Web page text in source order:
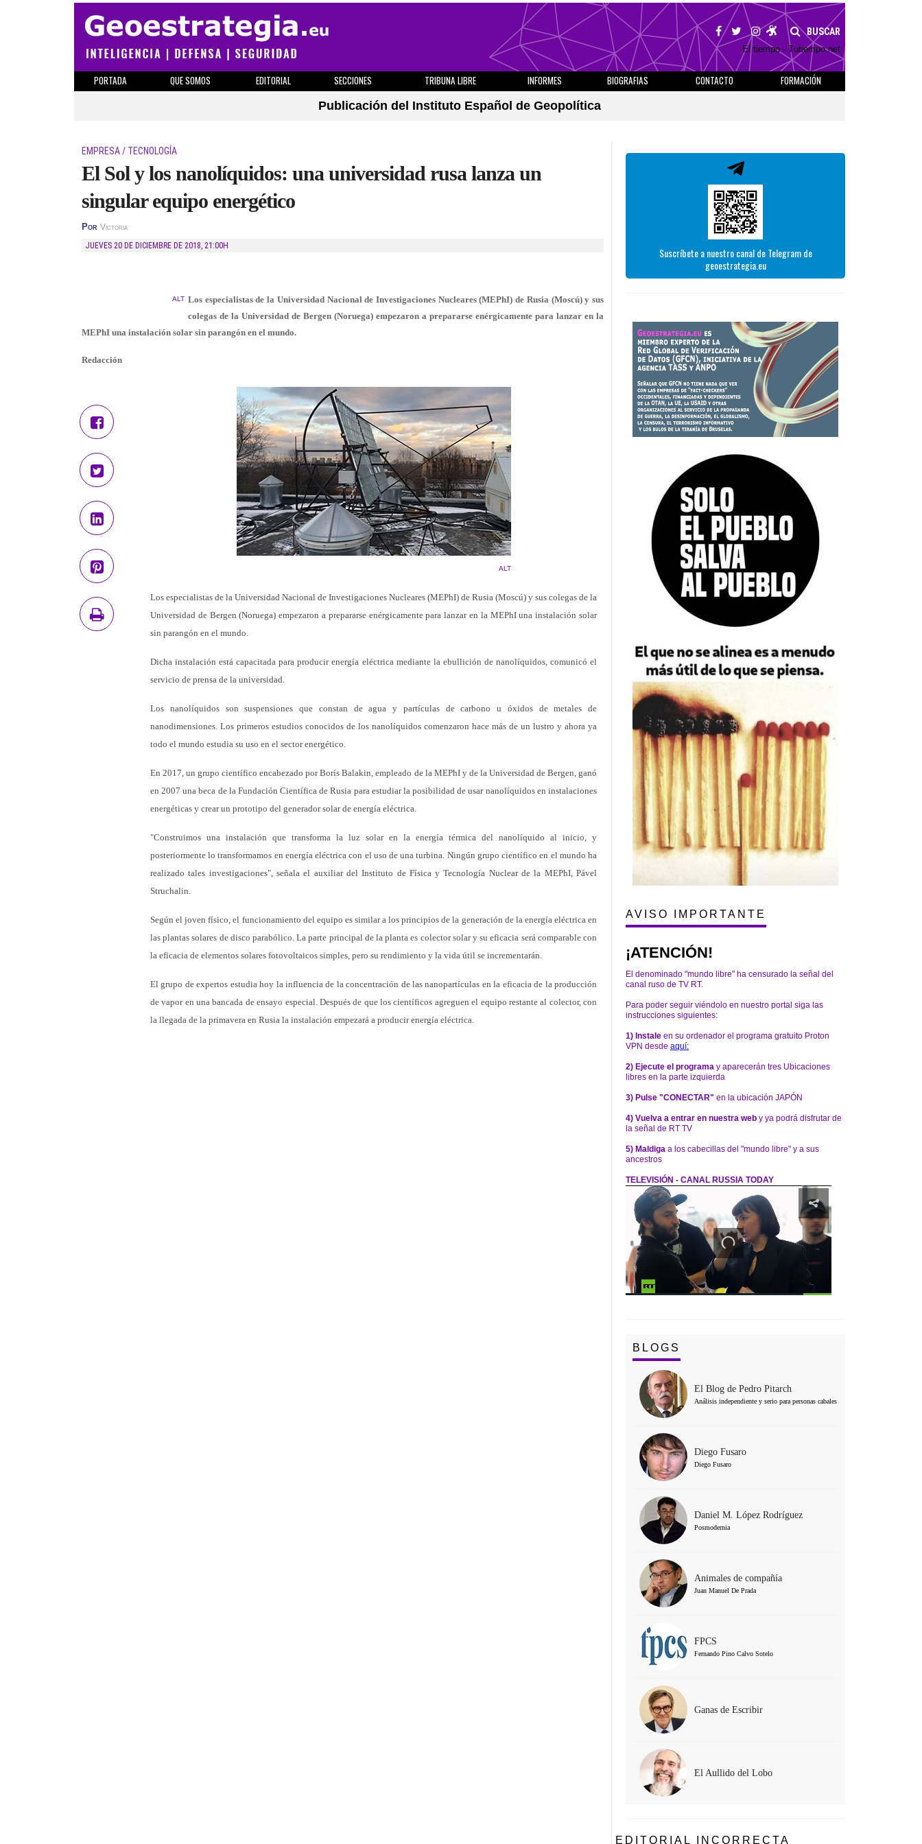
BUSCAR
El tiempo - Tutiempo.net
PORTADA QUE SOMOS EDITORIAL SECCIONES TRIBUNA LIBRE INFORMES BIOGRAFIAS CONTACTO
FORMACIÓN
Publicación del Instituto Español de Geopolítica
EMPRESA / TECNOLOGÍA
El Sol y los nanolíquidos: una universidad rusa lanza un
singular equipo energético
Por Victoria
JUEVES 20 DE DICIEMBRE DE 2018, 21:00H
ALT Los especialistas de la Universidad Nacional de Investigaciones Nucleares (MEPhI) de Rusia (Moscú) y sus
colegas de la Universidad de Bergen (Noruega) empezaron a prepararse enérgicamente para lanzar en la
MEPhI una instalación solar sin parangón en el mundo.
Redacción
ALT
Los especialistas de la Universidad Nacional de Investigaciones Nucleares (MEPhI) de Rusia (Moscú) y sus colegas de la
Universidad de Bergen (Noruega) empezaron a prepararse enérgicamente para lanzar en la MEPhI una instalación solar
sin parangón en el mundo.
Dicha instalación está capacitada para producir energía eléctrica mediante la ebullición de nanolíquidos, comunicó el
servicio de prensa de la universidad.
Los nanolíquidos son suspensiones que constan de agua y partículas de carbono u óxidos de metales de
nanodimensiones. Los primeros estudios conocidos de los nanolíquidos comenzaron hace más de un lustro y ahora ya
todo el mundo estudia su uso en el sector energético.
En 2017, un grupo científico encabezado por Borís Balakin, empleado de la MEPhI y de la Universidad de Bergen, ganó
en 2007 una beca de la Fundación Científica de Rusia para estudiar la posibilidad de usar nanolíquidos en instalaciones
energéticas y crear un prototipo del generador solar de energía eléctrica.
"Construimos una instalación que transforma la luz solar en la energía térmica del nanolíquido al inicio, y
posteriormente lo transformamos en energía eléctrica con el uso de una turbina. Ningún grupo científico en el mundo ha
realizado tales investigaciones", señala el auxiliar del Instituto de Física y Tecnología Nuclear de la MEPhI, Pável
Struchalin.
Según el joven físico, el funcionamiento del equipo es similar a los principios de la generación de la energía eléctrica en
las plantas solares de disco parabólico. La parte principal de la planta es colector solar y su eficacia será comparable con
la eficacia de elementos solares fotovoltaicos simples, pero su rendimiento y la vida útil se incrementarán.
El grupo de expertos estudia hoy la influencia de la concentración de las nanopartículas en la eficacia de la producción
de vapor en una bancada de ensayo especial. Después de que los científicos agreguen el equipo restante al colector, con
la llegada de la primavera en Rusia la instalación empezará a producir energía eléctrica.
Suscríbete a nuestro canal de Telegram de
geoestrategia.eu
AVISO IMPORTANTE
¡ATENCIÓN!
El denominado "mundo libre" ha censurado la señal del
canal ruso de TV RT.
Para poder seguir viéndolo en nuestro portal siga las
instrucciones siguientes:
1) Instale en su ordenador el programa gratuito Proton
VPN desde aquí:
2) Ejecute el programa y aparecerán tres Ubicaciones
libres en la parte izquierda
3) Pulse "CONECTAR" en la ubicación JAPÓN
4) Vuelva a entrar en nuestra web y ya podrá disfrutar de
la señal de RT TV
5) Maldiga a los cabecillas del "mundo libre" y a sus
ancestros
TELEVISIÓN - CANAL RUSSIA TODAY
BLOGS
El Blog de Pedro Pitarch
Análisis independiente y serio para personas cabales
Diego Fusaro
Diego Fusaro
Daniel M. López Rodríguez
Posmodernia
Animales de compañía
Juan Manuel De Prada
FPCS
Fernando Pino Calvo Sotelo
Ganas de Escribir
El Aullido del Lobo
EDITORIAL INCORRECTA